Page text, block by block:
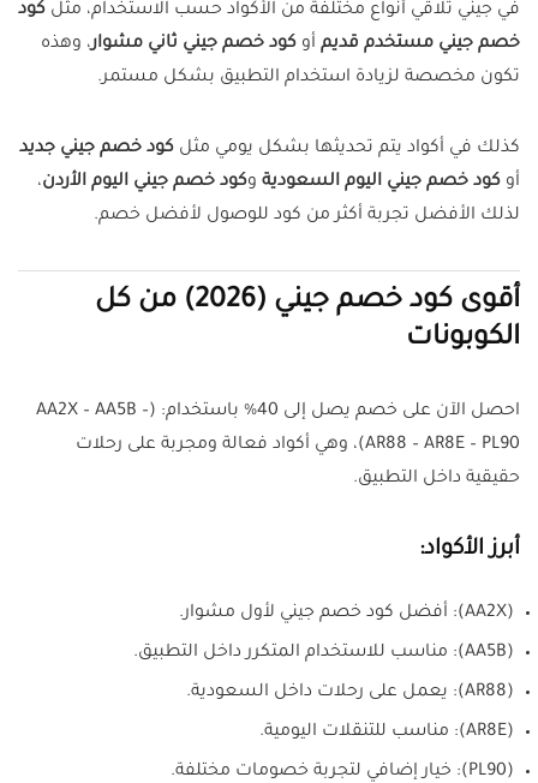
في جيني تلاقي أنواع مختلفة من الأكواد حسب الاستخدام، مثل كود
خصم جيني مستخدم قديم أو كود خصم جيني ثاني مشوار، وهذه
تكون مخصصة لزيادة استخدام التطبيق بشكل مستمر.
كذلك في أكواد يتم تحديثها بشكل يومي مثل كود خصم جيني جديد
أو كود خصم جيني اليوم السعودية وكود خصم جيني اليوم الأردن،
لذلك الأفضل تجربة أكثر من كود للوصول لأفضل خصم.
أقوى كود خصم جيني (2026) من كل
الكوبونات
احصل الآن على خصم يصل إلى 40% باستخدام: (AA2X – AA5B –
AR88 – AR8E – PL90)، وهي أكواد فعالة ومجربة على رحلات
حقيقية داخل التطبيق.
أبرز الأكواد:
(AA2X): أفضل كود خصم جيني لأول مشوار.
(AA5B): مناسب للاستخدام المتكرر داخل التطبيق.
(AR88): يعمل على رحلات داخل السعودية.
(AR8E): مناسب للتنقلات اليومية.
(PL90): خيار إضافي لتجربة خصومات مختلفة.